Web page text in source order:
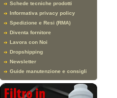
Schede tecniche prodotti
Informativa privacy policy
Spedizione e Resi (RMA)
Diventa fornitore
Lavora con Noi
Dropshipping
Newsletter
Guide manutenzione e consigli